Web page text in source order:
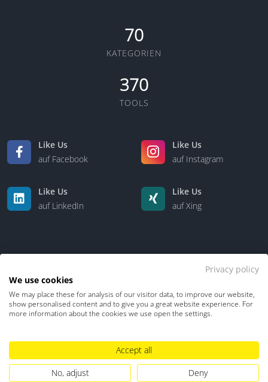
70
KATEGORIEN
370
TOOLS
Like Us
auf Facebook
Like Us
auf Instagram
Like Us
auf LinkedIn
Like Us
auf Xing
Kontakt Über uns
Impressum
Hinweisgebersystem
Umgang mit KI
Privacy policy
We use cookies
We may place these for analysis of our visitor data, to improve our website,
show personalised content and to give you a great website experience. For
more information about the cookies we use open the settings.
Accept all
No, adjust
Deny